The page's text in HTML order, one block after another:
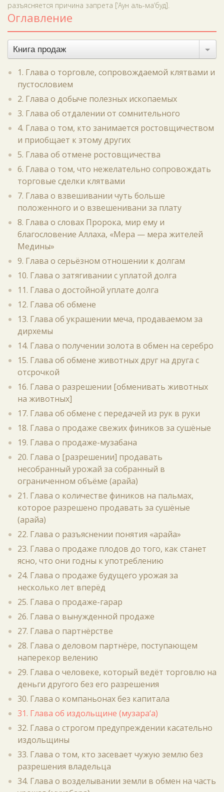
разъясняется причина запрета [‘Аун аль-ма‘буд].
Оглавление
Книга продаж
1. Глава о торговле, сопровождаемой клятвами и
пустословием
2. Глава о добыче полезных ископаемых
3. Глава об отдалении от сомнительного
4. Глава о том, кто занимается ростовщичеством
и приобщает к этому других
5. Глава об отмене ростовщичества
6. Глава о том, что нежелательно сопровождать
торговые сделки клятвами
7. Глава о взвешивании чуть больше
положенного и о взвешенивани за плату
8. Глава о словах Пророка, мир ему и
благословение Аллаха, «Мера — мера жителей
Медины»
9. Глава о серьёзном отношении к долгам
10. Глава о затягивании с уплатой долга
11. Глава о достойной уплате долга
12. Глава об обмене
13. Глава об украшении меча, продаваемом за
дирхемы
14. Глава о получении золота в обмен на серебро
15. Глава об обмене животных друг на друга с
отсрочкой
16. Глава о разрешении [обменивать животных
на животных]
17. Глава об обмене с передачей из рук в руки
18. Глава о продаже свежих фиников за сушёные
19. Глава о продаже-музабана
20. Глава о [разрешении] продавать
несобранный урожай за собранный в
ограниченном объёме (арайа)
21. Глава о количестве фиников на пальмах,
которое разрешено продавать за сушёные
(арайа)
22. Глава о разъяснении понятия «арайа»
23. Глава о продаже плодов до того, как станет
ясно, что они годны к употреблению
24. Глава о продаже будущего урожая за
несколько лет вперёд
25. Глава о продаже-гарар
26. Глава о вынужденной продаже
27. Глава о партнёрстве
28. Глава о деловом партнёре, поступающем
наперекор велению
29. Глава о человеке, который ведёт торговлю на
деньги другого без его разрешения
30. Глава о компаньонах без капитала
31. Глава об издольщине (музара‘а)
32. Глава о строгом предупреждении касательно
издольщины
33. Глава о том, кто засевает чужую землю без
разрешения владельца
34. Глава о возделывании земли в обмен на часть